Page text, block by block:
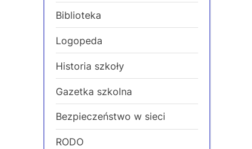
Biblioteka
Logopeda
Historia szkoły
Gazetka szkolna
Bezpieczeństwo w sieci
RODO